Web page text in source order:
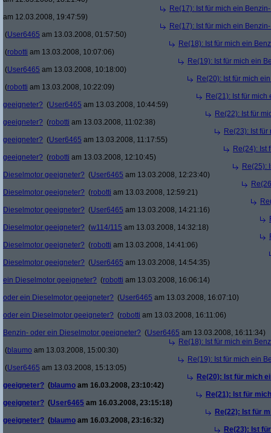
Re(17): Ist für mich ein
am 12.03.2008, 19:47:59)
Re(17): Ist für mich ein
(User6465 am 13.03.2008, 01:57:50)
Re(18): Ist für mich ein
(robotti am 13.03.2008, 10:07:06)
Re(19): Ist für mich ein
(User6465 am 13.03.2008, 10:18:00)
Re(20): Ist für mich
(robotti am 13.03.2008, 10:22:09)
Re(21): Ist für
geeigneter? (User6465 am 13.03.2008, 10:44:59)
Re(22): Ist für
geeigneter? (robotti am 13.03.2008, 11:02:38)
Re(23): Ist
geeigneter? (User6465 am 13.03.2008, 11:17:55)
Re(24): Ist
geeigneter? (robotti am 13.03.2008, 12:10:45)
Re(25):
Dieselmotor geeigneter? (User6465 am 13.03.2008, 12:23:40)
Dieselmotor geeigneter? (robotti am 13.03.2008, 12:59:21)
Dieselmotor geeigneter? (User6465 am 13.03.2008, 14:21:16)
Dieselmotor geeigneter? (w114/115 am 13.03.2008, 14:32:18)
Dieselmotor geeigneter? (robotti am 13.03.2008, 14:41:06)
Dieselmotor geeigneter? (User6465 am 13.03.2008, 14:54:35)
ein Dieselmotor geeigneter? (robotti am 13.03.2008, 16:06:14)
oder ein Dieselmotor geeigneter? (User6465 am 13.03.2008, 16:07:10)
oder ein Dieselmotor geeigneter? (robotti am 13.03.2008, 16:11:06)
Benzin- oder ein Dieselmotor geeigneter? (User6465 am 13.03.2008, 16:11:34)
Re(18): Ist für mich ein
(blaumo am 13.03.2008, 15:00:30)
Re(19): Ist für mich ein
(User6465 am 13.03.2008, 15:13:05)
Re(20): Ist für mich
geeigneter? (blaumo am 16.03.2008, 23:10:42)
Re(21): Ist für
geeigneter? (User6465 am 16.03.2008, 23:15:18)
Re(22): Ist für
geeigneter? (blaumo am 16.03.2008, 23:16:32)
Re(23): Ist